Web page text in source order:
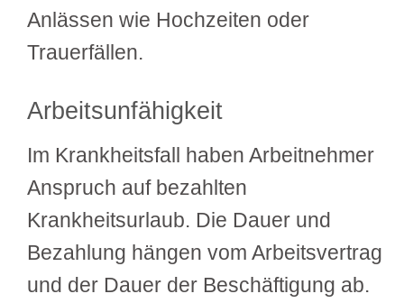
Anlässen wie Hochzeiten oder
Trauerfällen.
Arbeitsunfähigkeit
Im Krankheitsfall haben Arbeitnehmer
Anspruch auf bezahlten
Krankheitsurlaub. Die Dauer und
Bezahlung hängen vom Arbeitsvertrag
und der Dauer der Beschäftigung ab.